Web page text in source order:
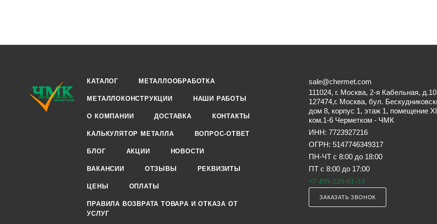
КАТАЛОГ МЕТАЛЛООБРАБОТКА
МЕТАЛЛОКОНСТРУКЦИИ НАШИ РАБОТЫ
О КОМПАНИИ ДОСТАВКА КОНТАКТЫ
КАЛЬКУЛЯТОР МЕТАЛЛА ВОПРОС-ОТВЕТ
БЛОГ АКЦИИ НОВОСТИ
ВАКАНСИИ ОТЗЫВЫ РЕКВИЗИТЫ
ЦЕНЫ ОПЛАТЫ
ПРАВИЛА ВОЗВРАТА ТОВАРА И ОТКАЗА ОТ
УСЛУГ
sale@chermet.com
111024, г. Москва, 2-я Кабельная, д.10
127474,г. Москва, бул.
дом 8, корпус 1, этаж 1, помещение
ком.1-6 Черметком - ЧМК
ИНН: 7723927216
ОГРН: 5147746349317
ПН-ЧТ с 8:00 до 18:00
ПТ с 8:00 до 17:00
+7 499-220-01-33
ЗАКАЗАТЬ ЗВОНОК